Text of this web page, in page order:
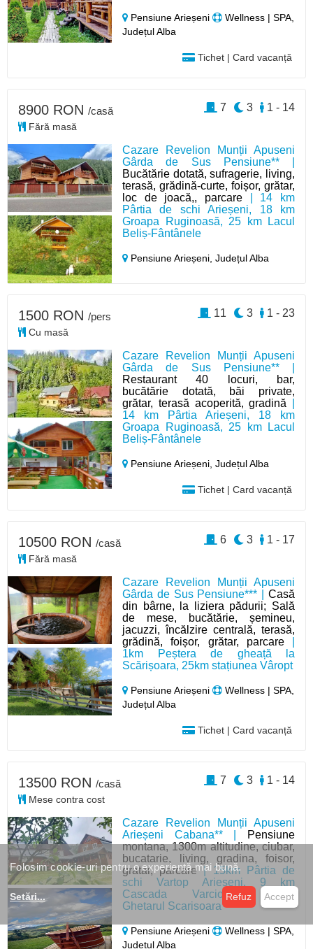
Pensiune Arieșeni
Wellness | SPA,
Județul Alba
Tichet | Card vacanță
Cazare Revelion Munții Apuseni
Gârda de Sus Pensiune** |
Bucătărie dotată, sufragerie, living,
terasă, grădină-curte, foișor, grătar,
loc de joacă,, parcare | 14 km
Pârtia de schi Arieșeni, 18 km
Groapa Ruginoasă, 25 km Lacul
Beliș-Fântânele
Pensiune Arieșeni,Județul Alba
8900 RON /casă
Fără masă
1 - 14
3
7
Cazare Revelion Munții Apuseni
Gârda de Sus Pensiune** |
Restaurant 40 locuri, bar,
bucătărie dotată, băi private,
grătar, terasă acoperită, gradină
14 km Pârtia Arieșeni, 18 km
Groapa Ruginoasă, 25 km Lacul
Beliș-Fântânele
Pensiune Arieșeni,Județul Alba
Tichet | Card vacanță
1500 RON /pers
Cu masă
1 - 23
3
11
Cazare Revelion Munții Apuseni
Gârda de Sus Pensiune*** | Casă
din bârne, la liziera pădurii; Sală
de mese, bucătărie, șemineu,
jacuzzi, încălzire centrală, terasă,
grădină, foișor, grătar, parcare|
1km Peștera de gheață la
Scărișoara, 25km stațiunea Vâropt
Pensiune Arieșeni
Wellness | SPA,
Județul Alba
Tichet | Card vacanță
10500 RON /casă
Fără masă
1 - 17
3
6
Cazare Revelion Munții Apuseni
Arieșeni Cabana** |
Pensiune
montana, 1300m altitudine, ciubar,
bucatarie, living, gradina, foisor,
gratar, parcare| 15km Pârtia de
schi Vartop Arieseni, 9 km
Cascada Varciorog, 10km
Ghetarul Scarisoara
Pensiune Arieșeni
Wellness | SPA,
Județul Alba
13500 RON /casă
Mese contra cost
1 - 14
3
7
Folosim cookie-uri pentru o experiență mai bună.
Setări... Refuz Accept